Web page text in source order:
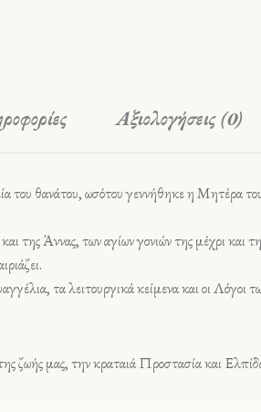
Αξιολογήσεις (0)
του θανάτου, ωσότου γεννήθηκε η Μητέρα
Άννας, των αγίων γονιών της μέχρι και
τα λειτουργικά κείμενα και οι Λόγοι
ζωής μας, την κραταιά Προστασία και